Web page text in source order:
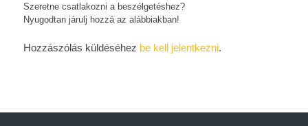
Szeretne csatlakozni a beszélgetéshez?
Nyugodtan járulj hozzá az alábbiakban!
Hozzászólás küldéséhez be kell jelentkezni.